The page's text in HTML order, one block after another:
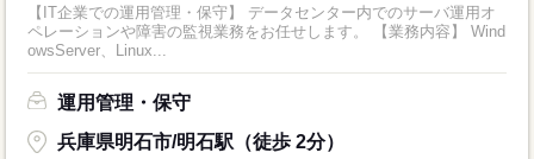
【IT企業での運用管理・保守】 データセンター内でのサーバ運用オ
ペレーションや障害の監視業務をお任せします。 【業務内容】 Wind
owsServer、Linux...
運用管理・保守
兵庫県明石市/明石駅（徒歩 2分）